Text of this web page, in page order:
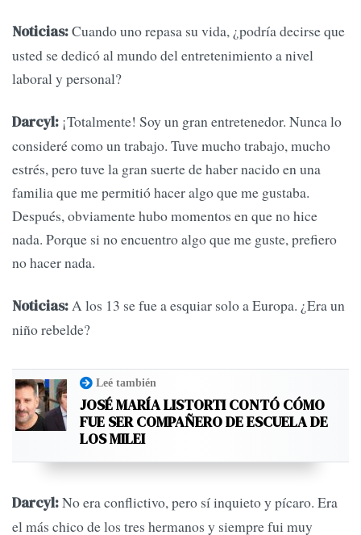
Noticias:Cuando uno repasa su vida, ¿podría decirse que
usted se dedicó al mundo del entretenimiento a nivel
laboral y personal?
Darcyl: ¡Totalmente! Soy un gran entretenedor. Nunca lo
consideré como un trabajo. Tuve mucho trabajo, mucho
estrés, pero tuve la gran suerte de haber nacido en una
familia que me permitió hacer algo que me gustaba.
Después, obviamente hubo momentos en que no hice
nada. Porque si no encuentro algo que me guste, prefiero
no hacer nada.
Noticias:A los 13 se fue a esquiar solo a Europa. ¿Era un
niño rebelde?
Leé también
JOSÉ MARÍA LISTORTI CONTÓ CÓMO
FUE SER COMPAÑERO DE ESCUELA DE
LOS MILEI
Darcyl:No era conflictivo, pero sí inquieto y pícaro. Era
el más chico de los tres hermanos y siempre fui muy